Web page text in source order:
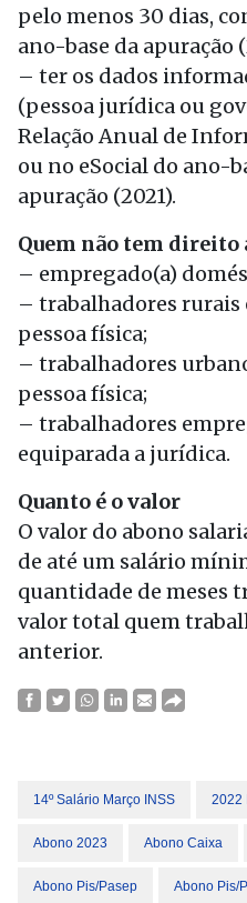
pelo menos 30 dias,
ano-base da apuração
– ter os dados
(pessoa jurídica ou
Relação Anual de
ou no eSocial do ano-
apuração (2021).
Quem não tem direito
– empregado(a)
– trabalhadores rurais
pessoa física;
– trabalhadores
pessoa física;
– trabalhadores
equiparada a jurídica.
Quanto é o valor
O valor do abono
de até um salário
quantidade de meses
valor total quem
anterior.
14º Salário Março INSS 2022
Abono 2023 Abono Caixa
Abono Pis/pasep Abono Pis/